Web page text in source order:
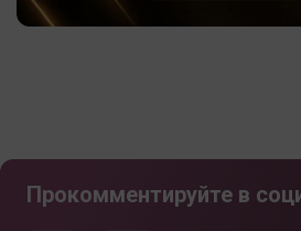
Прокомментируйте в